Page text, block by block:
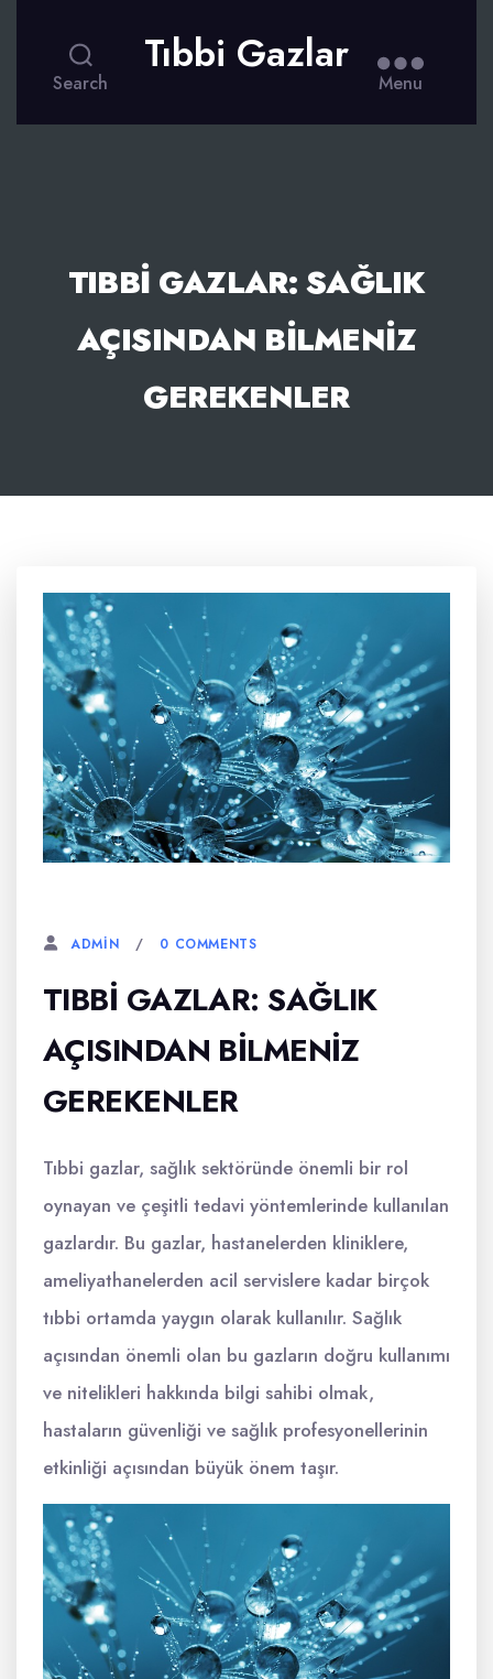
Search
Tıbbi Gazlar
Menu
TIBBI GAZLAR: SAĞLIK
AÇISINDAN BILMENIZ
GEREKENLER
ADMIN 0 COMMENTS
TIBBI GAZLAR: SAĞLIK
AÇISINDAN BILMENIZ
GEREKENLER
Tıbbi gazlar, sağlık sektöründe önemli bir rol
oynayan ve çeşitli tedavi yöntemlerinde kullanılan
gazlardır. Bu gazlar, hastanelerden kliniklere,
ameliyathanelerden acil servislere kadar birçok
tıbbi ortamda yaygın olarak kullanılır. Sağlık
açısından önemli olan bu gazların doğru kullanımı
ve nitelikleri hakkında bilgi sahibi olmak,
hastaların güvenliği ve sağlık profesyonellerinin
etkinliği açısından büyük önem taşır.